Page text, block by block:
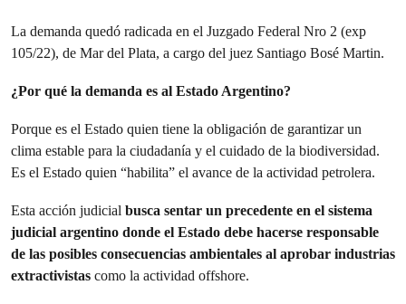
La demanda quedó radicada en el Juzgado Federal Nro 2 (exp
105/22), de Mar del Plata, a cargo del juez Santiago Bosé Martin.
¿Por qué la demanda es al Estado Argentino?
Porque es el Estado quien tiene la obligación de garantizar un
clima estable para la ciudadanía y el cuidado de la biodiversidad.
Es el Estado quien “habilita” el avance de la actividad petrolera.
Esta acción judicial busca sentar un precedente en el sistema
judicial argentino donde el Estado debe hacerse responsable
de las posibles consecuencias ambientales al aprobar industrias
extractivistas como la actividad offshore.